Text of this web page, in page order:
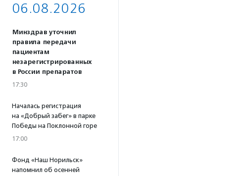
06.08.2026
Минздрав уточнил
правила передачи
пациентам
незарегистрированных
в России препаратов
17:30
Началась регистрация
на «Добрый забег» в парке
Победы на Поклонной горе
17:00
Фонд «Наш Норильск»
напомнил об осенней